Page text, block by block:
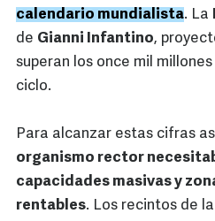
calendario mundialista. La
de Gianni Infantino,
superan los once mil
ciclo.
Para alcanzar estas cifras
organismo rector
capacidades masivas y
rentables. Los recintos de